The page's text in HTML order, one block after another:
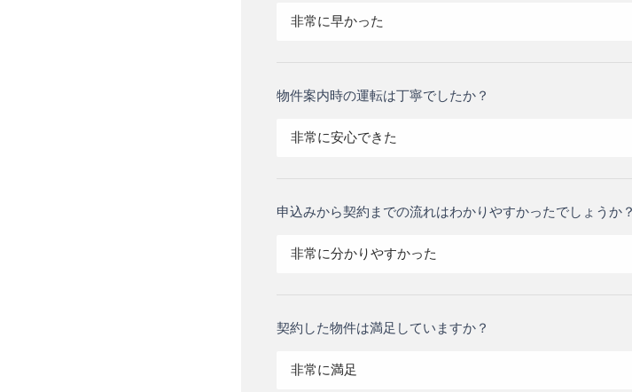
非常に早かった
物件案内時の運転は丁寧でしたか？
非常に安心できた
申込みから契約までの流れはわかりやすかったでしょうか？
非常に分かりやすかった
契約した物件は満足していますか？
非常に満足